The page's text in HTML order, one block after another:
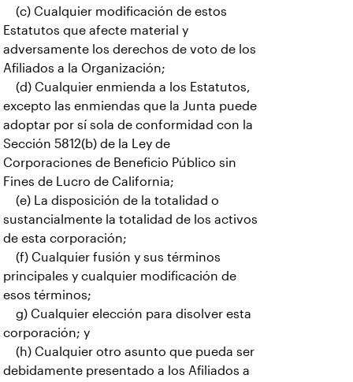
(c) Cualquier modificación de estos
Estatutos que afecte material y
adversamente los derechos de voto de los
Afiliados a la Organización;
(d) Cualquier enmienda a los Estatutos,
excepto las enmiendas que la Junta puede
adoptar por sí sola de conformidad con la
Sección 5812(b) de la Ley de
Corporaciones de Beneficio Público sin
Fines de Lucro de California;
(e) La disposición de la totalidad o
sustancialmente la totalidad de los activos
de esta corporación;
(f) Cualquier fusión y sus términos
principales y cualquier modificación de
esos términos;
g) Cualquier elección para disolver esta
corporación; y
(h) Cualquier otro asunto que pueda ser
debidamente presentado a los Afiliados a